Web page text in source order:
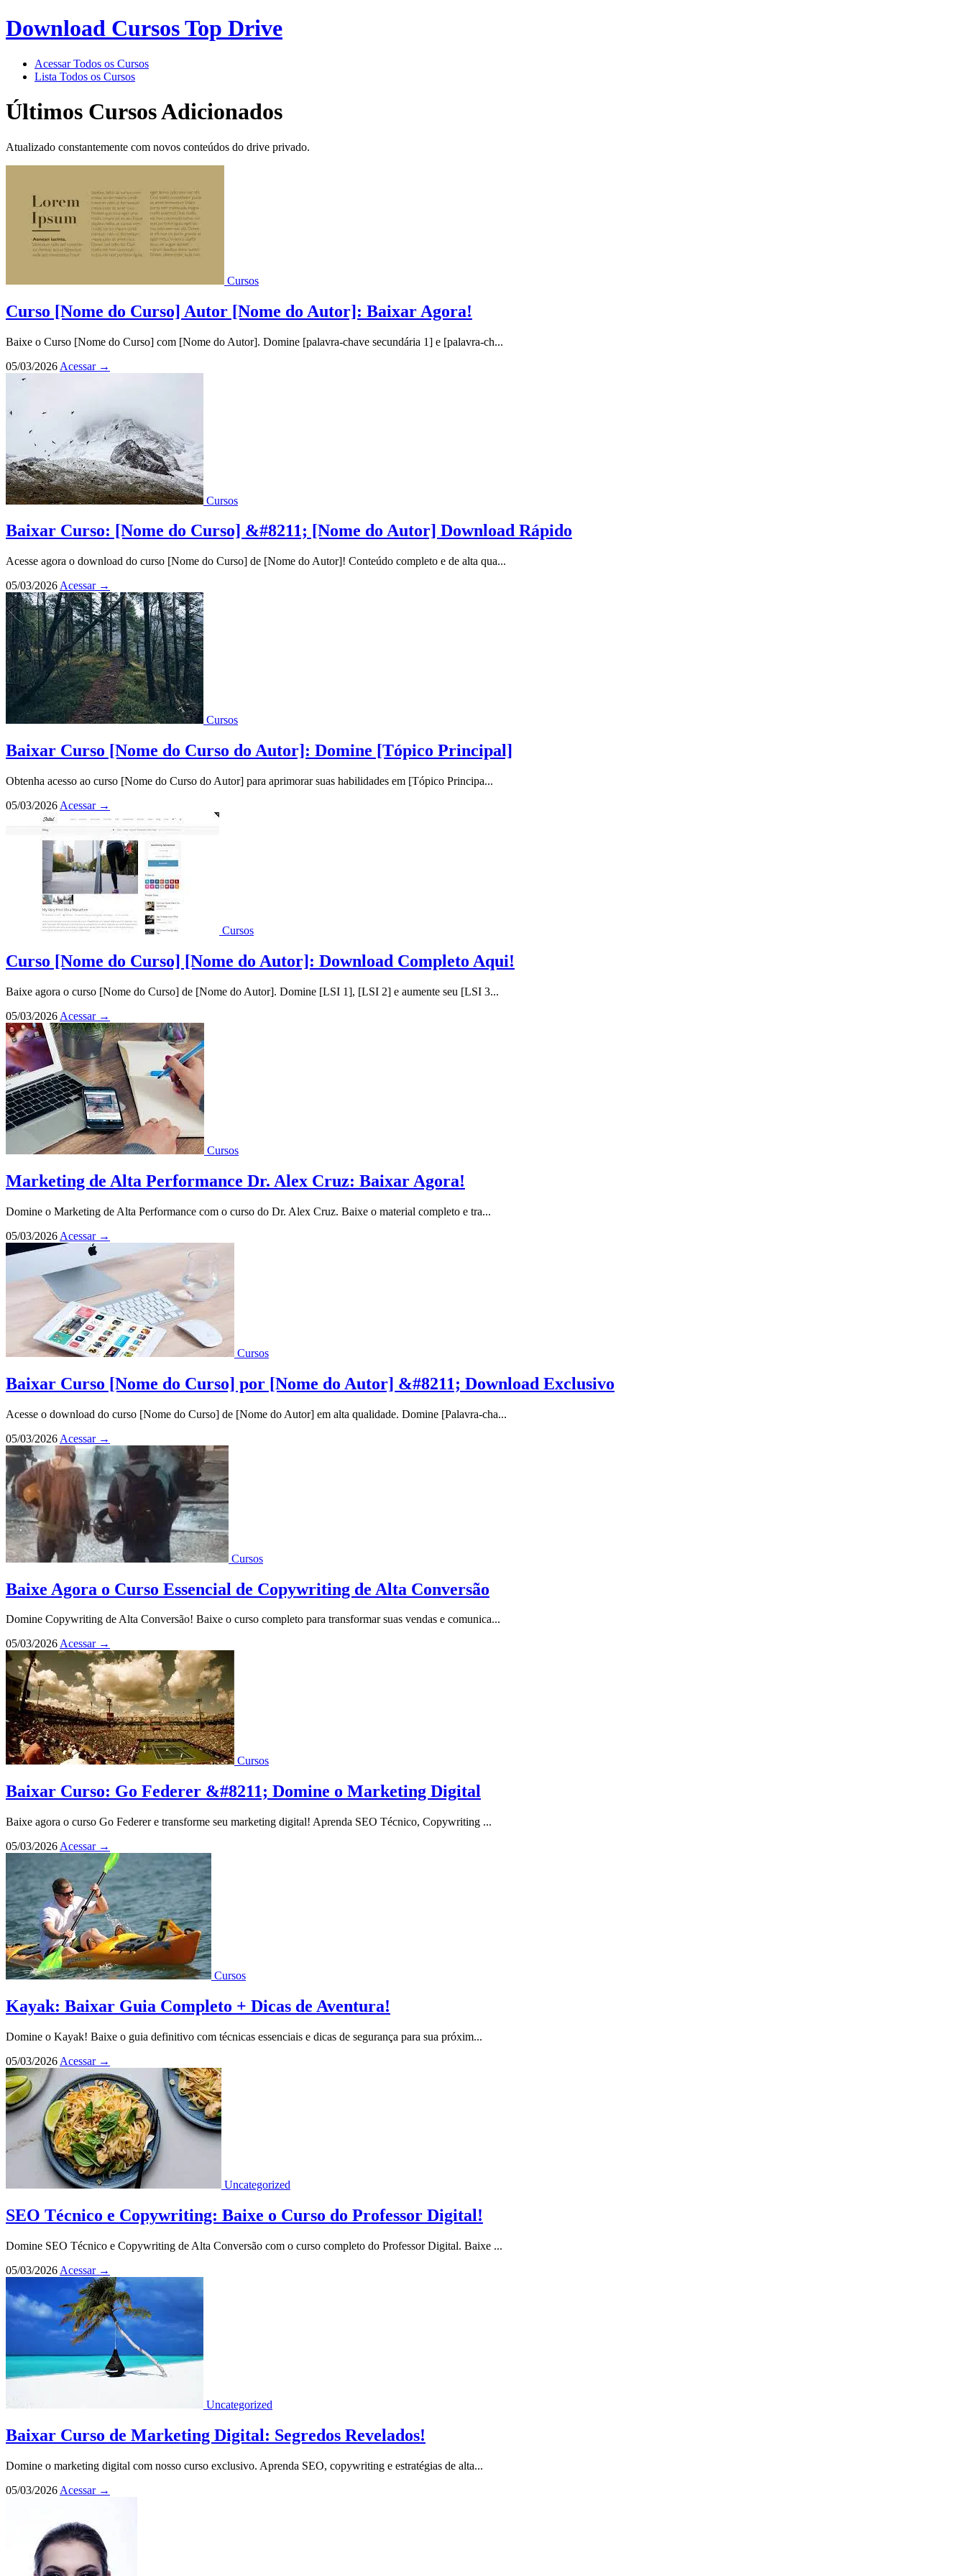
Download Cursos Top Drive
Acessar Todos os Cursos
Lista Todos os Cursos
Últimos Cursos Adicionados
Atualizado constantemente com novos conteúdos do drive privado.
Cursos
Curso [Nome do Curso] Autor [Nome do Autor]: Baixar Agora!
Baixe o Curso [Nome do Curso] com [Nome do Autor]. Domine [palavra-chave secundária 1] e [palavra-ch...
05/03/2026 Acessar →
Cursos
Baixar Curso: [Nome do Curso] &#8211; [Nome do Autor] Download Rápido
Acesse agora o download do curso [Nome do Curso] de [Nome do Autor]! Conteúdo completo e de alta qua...
05/03/2026 Acessar →
Cursos
Baixar Curso [Nome do Curso do Autor]: Domine [Tópico Principal]
Obtenha acesso ao curso [Nome do Curso do Autor] para aprimorar suas habilidades em [Tópico Principa...
05/03/2026 Acessar →
Cursos
Curso [Nome do Curso] [Nome do Autor]: Download Completo Aqui!
Baixe agora o curso [Nome do Curso] de [Nome do Autor]. Domine [LSI 1], [LSI 2] e aumente seu [LSI 3...
05/03/2026 Acessar →
Cursos
Marketing de Alta Performance Dr. Alex Cruz: Baixar Agora!
Domine o Marketing de Alta Performance com o curso do Dr. Alex Cruz. Baixe o material completo e tra...
05/03/2026 Acessar →
Cursos
Baixar Curso [Nome do Curso] por [Nome do Autor] &#8211; Download Exclusivo
Acesse o download do curso [Nome do Curso] de [Nome do Autor] em alta qualidade. Domine [Palavra-cha...
05/03/2026 Acessar →
Cursos
Baixe Agora o Curso Essencial de Copywriting de Alta Conversão
Domine Copywriting de Alta Conversão! Baixe o curso completo para transformar suas vendas e comunica...
05/03/2026Acessar →
Cursos
Baixar Curso: Go Federer &#8211; Domine o Marketing Digital
Baixe agora o curso Go Federer e transforme seu marketing digital! Aprenda SEO Técnico, Copywriting ...
05/03/2026 Acessar →
Cursos
Kayak: Baixar Guia Completo + Dicas de Aventura!
Domine o Kayak! Baixe o guia definitivo com técnicas essenciais e dicas de segurança para sua próxim...
05/03/2026 Acessar →
Uncategorized
SEO Técnico e Copywriting: Baixe o Curso do Professor Digital!
Domine SEO Técnico e Copywriting de Alta Conversão com o curso completo do Professor Digital. Baixe ...
05/03/2026 Acessar →
Uncategorized
Baixar Curso de Marketing Digital: Segredos Revelados!
Domine o marketing digital com nosso curso exclusivo. Aprenda SEO, copywriting e estratégias de alta...
05/03/2026 Acessar →